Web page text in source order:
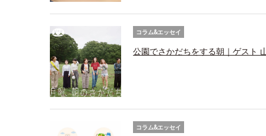
コラム&エッセイ
公園でさかだちをする朝｜ゲスト
コラム&エッセイ